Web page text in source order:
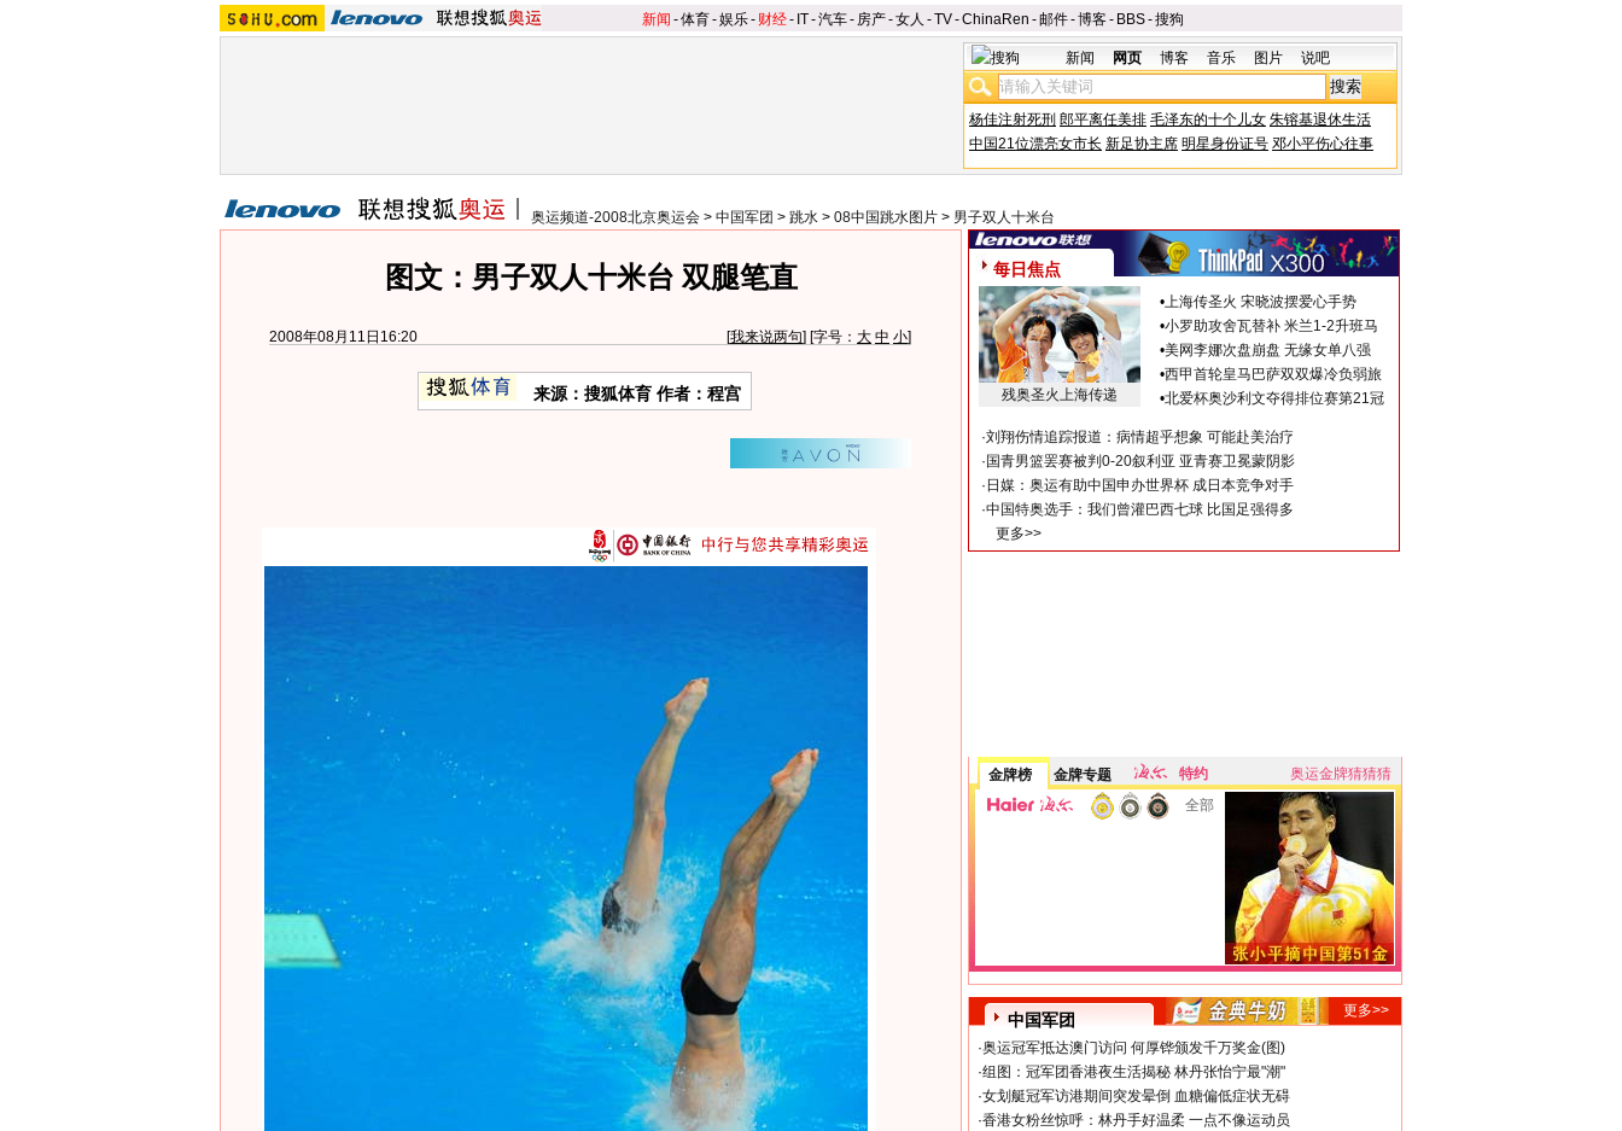
新闻 -体育-娱乐- 财经- IT-汽车- 房产-女人 -TV-ChinaRen -邮件-博客- BBS-搜狗
新闻 网页 博客 音乐 图片 说吧
杨佳注射死刑 郎平离任美排 毛泽东的十个儿女 朱镕基退休生活
中国21位漂亮女市长 新足协主席 明星身份证号 邓小平伤心往事
奥运频道-2008北京奥运会 > 中国军团 > 跳水 > 08中国跳水图片 > 男子双人十米台
图文：男子双人十米台 双腿笔直
2008年08月11日16:20 [我来说两句] [字号： 大 中 小]
来源：搜狐体育 作者：程宫
每日焦点
残奥圣火上海传递
•上海传圣火 宋晓波摆爱心手势
•小罗助攻舍瓦替补 米兰1-2升班马
•美网李娜次盘崩盘 无缘女单八强
•西甲首轮皇马巴萨双双爆冷负弱旅
•北爱杯奥沙利文夺得排位赛第21冠
·刘翔伤情追踪报道：病情超乎想象 可能赴美治疗
· 国青男篮罢赛被判0-20叙利亚 亚青赛卫冕蒙阴影
· 日媒：奥运有助中国申办世界杯 成日本竞争对手
·中国特奥选手：我们曾灌巴西七球 比国足强得多
更多>>
金牌榜 金牌专题 特约
奥运金牌猜猜猜
全部
中国军团
更多>>
·奥运冠军抵达澳门访问 何厚铧颁发千万奖金(图)
·组图：冠军团香港夜生活揭秘 林丹张怡宁最"潮"
·女划艇冠军访港期间突发晕倒 血糖偏低症状无碍
·香港女粉丝惊呼：林丹手好温柔 一点不像运动员